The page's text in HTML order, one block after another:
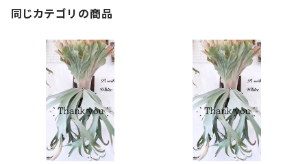
同じカテゴリの商品